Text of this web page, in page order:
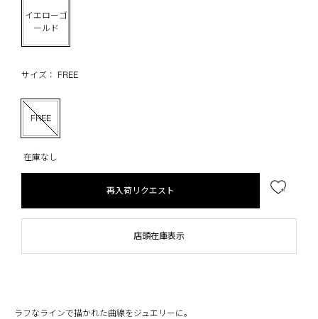
イエローゴ
ールド
サイズ： FREE
FREE
在庫なし
再入荷リクエスト
店頭在庫表示
ラフなラインで描かれた曲線をジュエリーに。